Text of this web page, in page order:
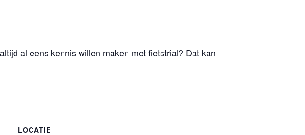
al eens kennis willen maken met fietstrial? Dat kan
LOCATIE